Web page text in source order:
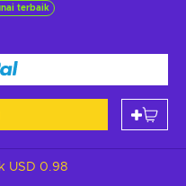
terbaik
USD 0.98